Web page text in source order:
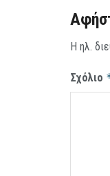
Η ηλ.
Σχόλιο